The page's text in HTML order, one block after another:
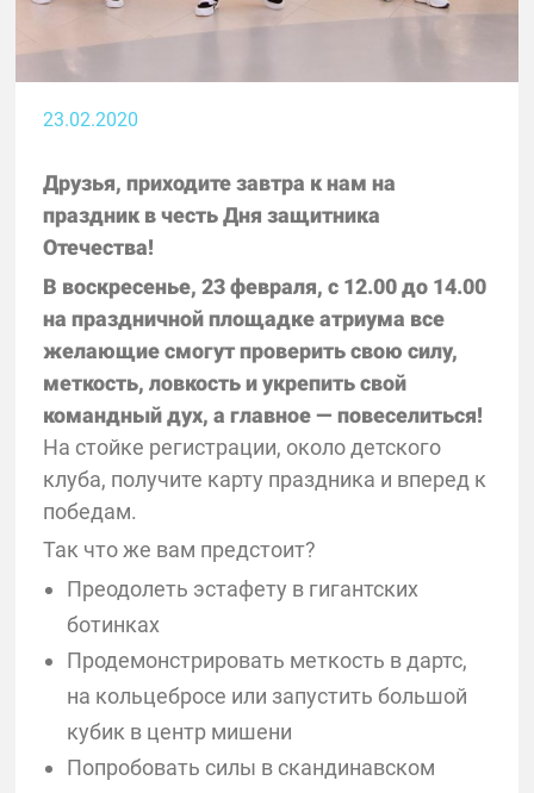
23.02.2020
Друзья, приходите завтра к нам на
праздник в честь Дня защитника
Отечества!
В воскресенье, 23 февраля, с 12.00 до 14.00
на праздничной площадке атриума все
желающие смогут проверить свою силу,
меткость, ловкость и укрепить свой
командный дух, а главное — повеселиться!
На стойке регистрации, около детского
клуба, получите карту праздника и вперед к
победам.
Так что же вам предстоит?
Преодолеть эстафету в гигантских
ботинках
Продемонстрировать меткость в дартс,
на кольцебросе или запустить большой
кубик в центр мишени
Попробовать силы в скандинавском